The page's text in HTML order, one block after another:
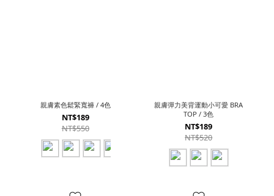
親膚素色鬆緊寬褲 / 4色
NT$189
NT$550
親膚彈力美背運動小可愛 BRA
TOP / 3色
NT$189
NT$520